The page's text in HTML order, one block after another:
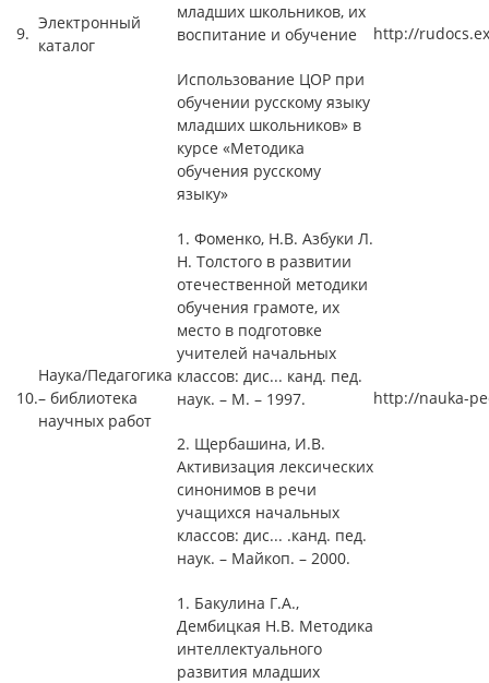
9.
Электронный
каталог
младших школьников, их
воспитание и обучение
Использование ЦОР при
обучении русскому языку
младших школьников» в
курсе «Методика
обучения русскому
языку»
http://
10.
Наука/Педагогика
– библиотека
научных работ
1. Фоменко, Н.В. Азбуки Л.
Н. Толстого в развитии
отечественной методики
обучения грамоте, их
место в подготовке
учителей начальных
классов: дис... канд. пед.
наук. – М. – 1997.
2. Щербашина, И.В.
Активизация лексических
синонимов в речи
учащихся начальных
классов: дис... .канд. пед.
наук. – Майкоп. – 2000.
http://nauka-
1. Бакулина Г.А.,
Дембицкая Н.В. Методика
интеллектуального
развития младших